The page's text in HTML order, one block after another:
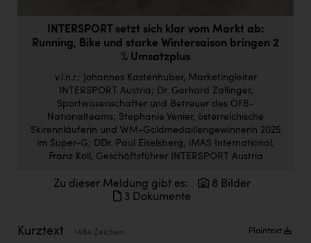
ERLUS AG
Firmenradl
Fristads Austria
HIG Infomotion Group
INTERSPORT setzt sich klar vom Markt ab:
Running, Bike und starke Wintersaison bringen 2
% Umsatzplus
v.l.n.r.: Johannes Kastenhuber, Marketingleiter
INTERSPORT Austria; Dr. Gerhard Zallinger,
Sportwissenschafter und Betreuer des ÖFB-
Nationalteams; Stephanie Venier, österreichische
Skirennläuferin und WM-Goldmedaillengewinnerin 2025
im Super-G; DDr. Paul Eiselsberg, IMAS International;
Franz Koll, Geschäftsführer INTERSPORT Austria
Zu dieser Meldung gibt es:
8 Bilder
3 Dokumente
Kurztext 1484 Zeichen Plaintext